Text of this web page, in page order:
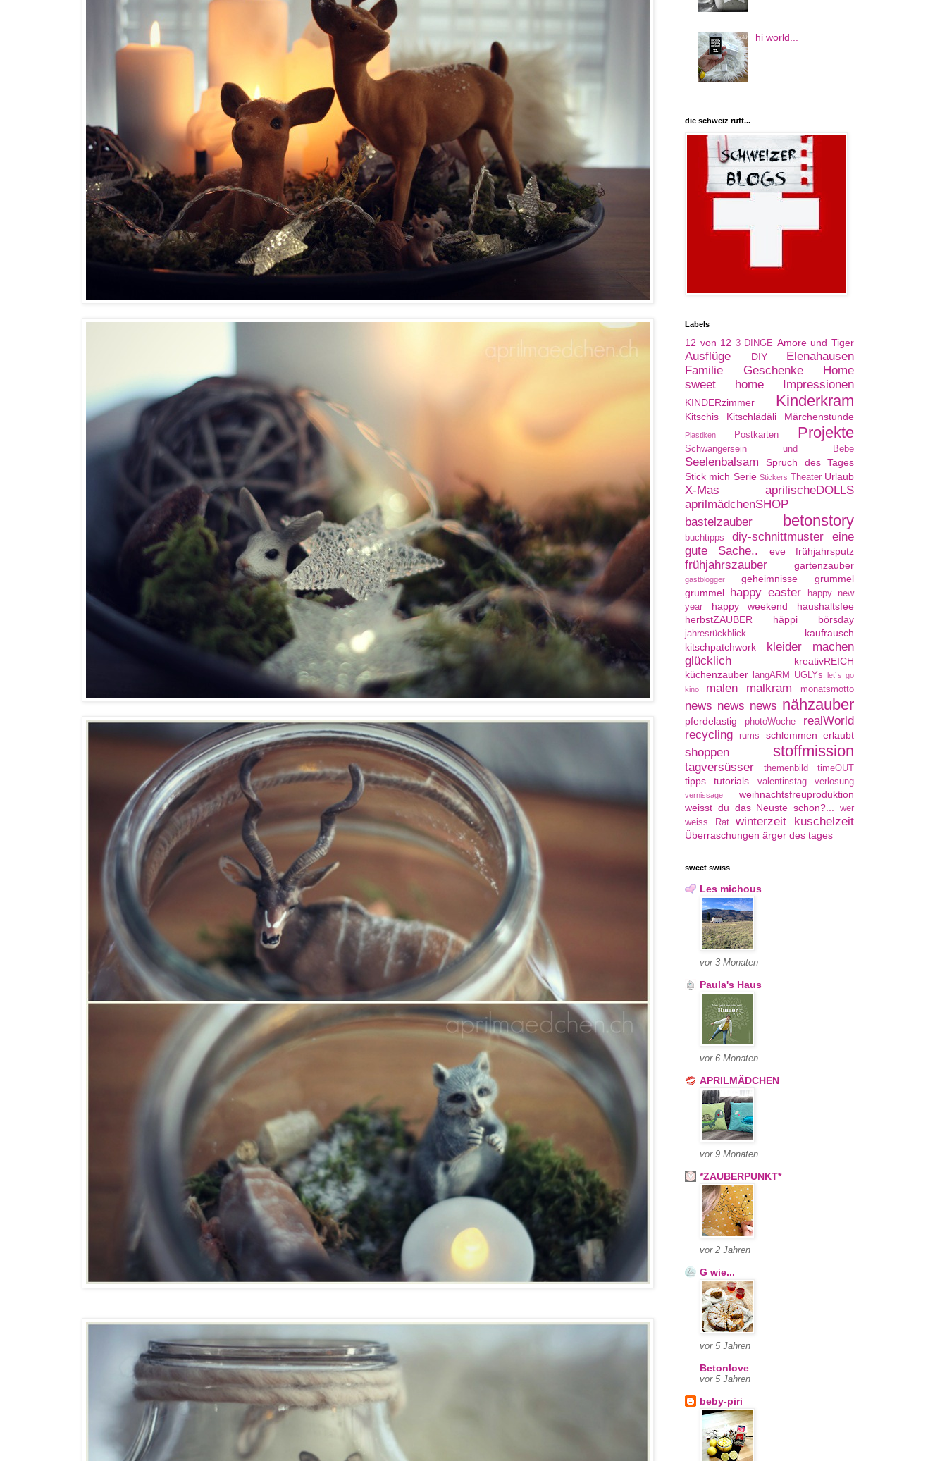
hi world...
die schweiz ruft...
Labels
12 von 12 3 DINGE Amore und Tiger
Ausflüge DIY
Elenahausen
Familie
Geschenke
Home
sweet home
Impressionen
KINDERzimmer Kinderkram
Kitschis Kitschlädäli Märchenstunde
Plastiken Postkarten Projekte
Schwangersein und Bebe
Seelenbalsam
Spruch des Tages
Stick mich Serie Stickers Theater Urlaub
X-Mas
aprilischeDOLLS
aprilmädchenSHOP
bastelzauber
betonstory
buchtipps diy-schnittmuster
eine
gute Sache..
eve frühjahrsputz
frühjahrszauber gartenzauber
gastblogger geheimnisse
grummel
grummel happy easter
happy new
year
happy weekend
haushaltsfee
herbstZAUBER
häppi börsday
jahresrückblick
kaufrausch
kitschpatchwork
kleider machen
glücklich
kreativREICH
küchenzauber
langARM UGLYs let´s go
kino
malen malkram monatsmotto
news news news nähzauber
pferdelastig photoWoche
realWorld
recycling
rums schlemmen erlaubt
shoppen stoffmission
tagversüsser themenbild timeOUT
tipps tutorials valentinstag verlosung
vernissage
weihnachtsfreuproduktion
weisst du das Neuste schon?...
wer
weiss Rat
winterzeit kuschelzeit
Überraschungen ärger des tages
sweet swiss
Les michous
vor 3 Monaten
Paula's Haus
vor 6 Monaten
APRILMÄDCHEN
vor 9 Monaten
*ZAUBERPUNKT*
vor 2 Jahren
G wie...
vor 5 Jahren
Betonlove
vor 5 Jahren
beby-piri